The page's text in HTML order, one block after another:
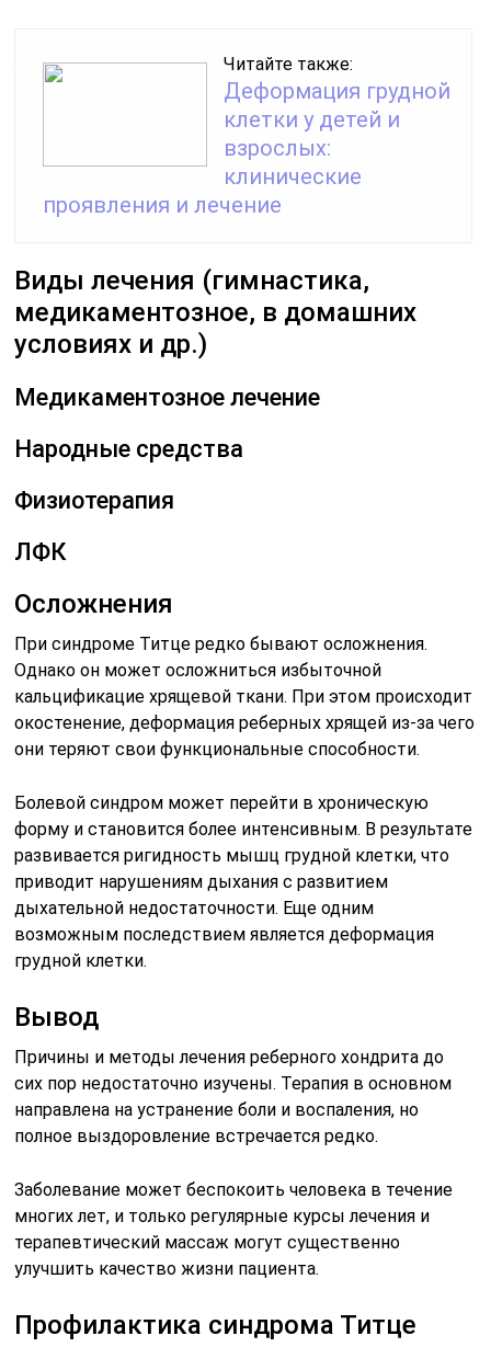
Читайте также:
Деформация грудной
клетки у детей и
взрослых:
клинические
проявления и лечение
Виды лечения (гимнастика,
медикаментозное, в домашних
условиях и др.)
Медикаментозное лечение
Народные средства
Физиотерапия
ЛФК
Осложнения
При синдроме Титце редко бывают осложнения.
Однако он может осложниться избыточной
кальцификацие хрящевой ткани. При этом происходит
окостенение, деформация реберных хрящей из-за чего
они теряют свои функциональные способности.
Болевой синдром может перейти в хроническую
форму и становится более интенсивным. В результате
развивается ригидность мышц грудной клетки, что
приводит нарушениям дыхания с развитием
дыхательной недостаточности. Еще одним
возможным последствием является деформация
грудной клетки.
Вывод
Причины и методы лечения реберного хондрита до
сих пор недостаточно изучены. Терапия в основном
направлена на устранение боли и воспаления, но
полное выздоровление встречается редко.
Заболевание может беспокоить человека в течение
многих лет, и только регулярные курсы лечения и
терапевтический массаж могут существенно
улучшить качество жизни пациента.
Профилактика синдрома Титце